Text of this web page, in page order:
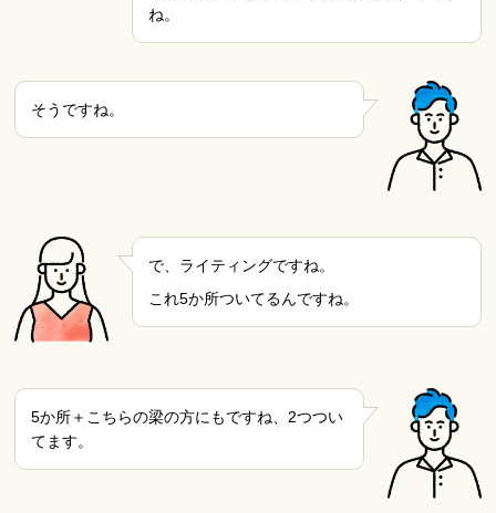
ね。
そうですね。
で、ライティングですね。
これ5か所ついてるんですね。
5か所＋こちらの梁の方にもですね、2つつい
てます。